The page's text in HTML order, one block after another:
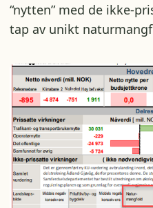
“nytten” med de ikke-
tap av unikt